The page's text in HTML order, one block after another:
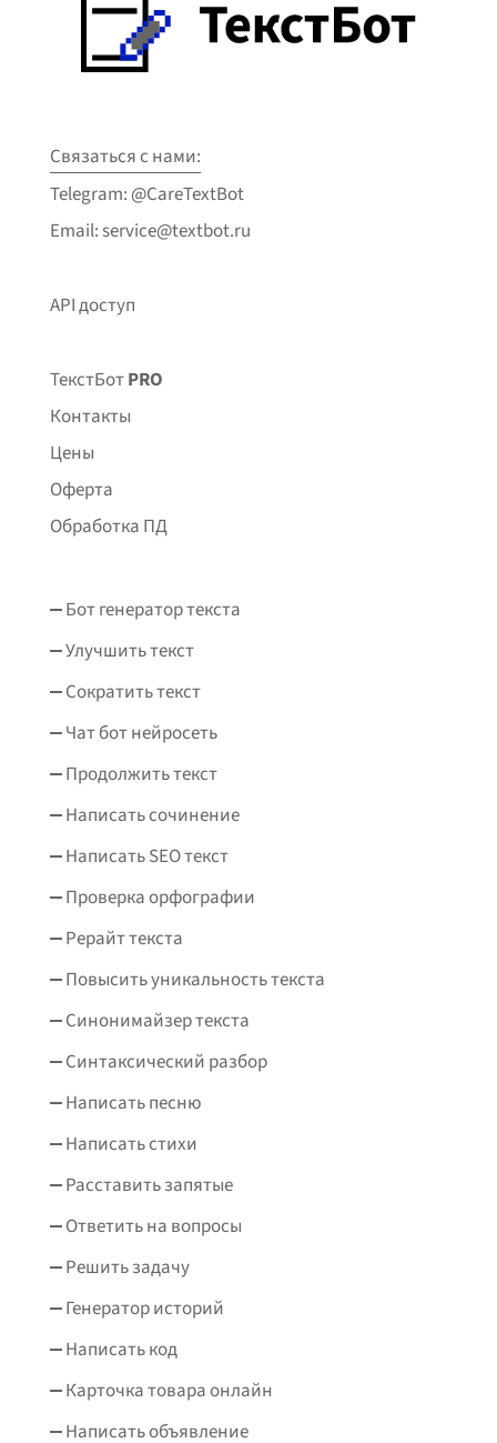
Связаться с нами:
Telegram: @CareTextBot
Email: service@textbot.ru
API доступ
ТекстБотPRO
Контакты
Цены
Оферта
Обработка ПД
Бот генератор текста
Улучшить текст
Сократить текст
Чат бот нейросеть
Продолжить текст
Написать сочинение
Написать SEO текст
Проверка орфографии
Рерайт текста
Повысить уникальность текста
Синонимайзер текста
Синтаксический разбор
Написать песню
Написать стихи
Расставить запятые
Ответить на вопросы
Решить задачу
Генератор историй
Написать код
Карточка товара онлайн
Написать объявление